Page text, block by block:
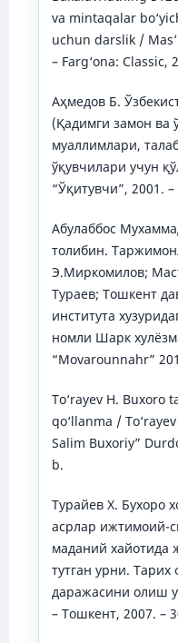
vа mintаqаlаr
uchun darslik /
– Farg‘ona: Classic,
Аҳмедов Б.
(Қадимги замон ва
муаллимлари,
ўқувчилари учун
“Ўқитувчи”, 2001. –
Абулаббос
толибин.
Э.Миркомилов;
Тураев; Тошкент
института
номли Шарк
“Movarounnahr”
To‘rayev H. Buxoro
qo‘llanma /
Salim Buxoriy”
b.
Турайев Х. Бухоро
асрлар ижтимоий-
маданий хайотида
тутган урни.
даражасини олиш
– Тошкент, 2007. –